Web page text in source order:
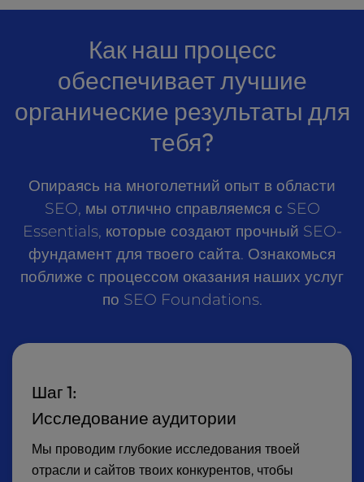
Как наш процесс
обеспечивает лучшие
органические результаты для
тебя?
Опираясь на многолетний опыт в области
SEO, мы отлично справляемся с SEO
Essentials, которые создают прочный SEO-
фундамент для твоего сайта. Ознакомься
поближе с процессом оказания наших услуг
по SEO Foundations.
Шаг 1:
Исследование аудитории
Мы проводим глубокие исследования твоей
отрасли и сайтов твоих конкурентов, чтобы